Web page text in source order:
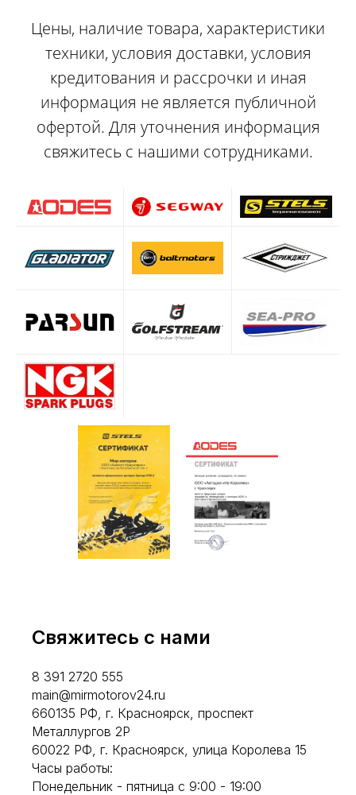
Цены, наличие товара, характеристики
техники, условия доставки, условия
кредитования и рассрочки и иная
информация не является публичной
офертой. Для уточнения информация
свяжитесь с нашими сотрудниками.
Свяжитесь с нами
8 391 2720 555
main@mirmotorov24.ru
660135 РФ, г. Красноярск, проспект
Металлургов 2Р
60022 РФ, г. Красноярск, улица Королева 15
Часы работы:
Понедельник - пятница с 9:00 - 19:00